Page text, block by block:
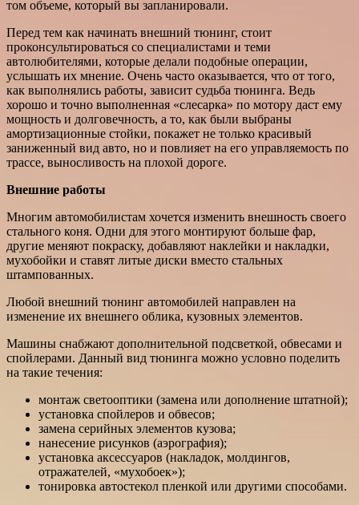
том объеме, который вы запланировали.
Перед тем как начинать внешний тюнинг, стоит
проконсультироваться со специалистами и теми
автолюбителями, которые делали подобные операции,
услышать их мнение. Очень часто оказывается, что от того,
как выполнялись работы, зависит судьба тюнинга. Ведь
хорошо и точно выполненная «слесарка» по мотору даст ему
мощность и долговечность, а то, как были выбраны
амортизационные стойки, покажет не только красивый
заниженный вид авто, но и повлияет на его управляемость по
трассе, выносливость на плохой дороге.
Внешние работы
Многим автомобилистам хочется изменить внешность своего
стального коня. Одни для этого монтируют больше фар,
другие меняют покраску, добавляют наклейки и накладки,
мухобойки и ставят литые диски вместо стальных
штампованных.
Любой внешний тюнинг автомобилей направлен на
изменение их внешнего облика, кузовных элементов.
Машины снабжают дополнительной подсветкой, обвесами и
спойлерами. Данный вид тюнинга можно условно поделить
на такие течения:
монтаж светооптики (замена или дополнение штатной);
установка спойлеров и обвесов;
замена серийных элементов кузова;
нанесение рисунков (аэрография);
установка аксессуаров (накладок, молдингов,
отражателей, «мухобоек»);
тонировка автостекол пленкой или другими способами.